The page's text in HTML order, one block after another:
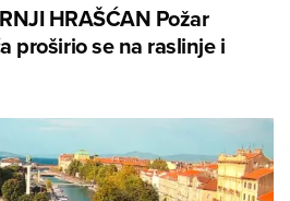
HRAŠĆAN Požar
proširio se na raslinje i